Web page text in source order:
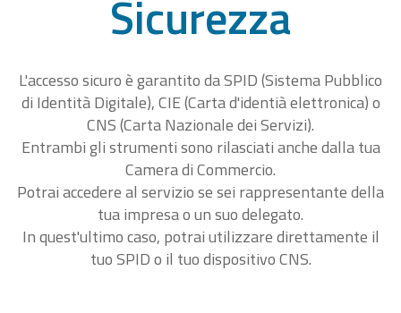
Sicurezza
L'accesso sicuro è garantito da SPID (Sistema Pubblico
di Identità Digitale), CIE (Carta d'identià elettronica) o
CNS (Carta Nazionale dei Servizi).
Entrambi gli strumenti sono rilasciati anche dalla tua
Camera di Commercio.
Potrai accedere al servizio se sei rappresentante della
tua impresa o un suo delegato.
In quest'ultimo caso, potrai utilizzare direttamente il
tuo SPID o il tuo dispositivo CNS.